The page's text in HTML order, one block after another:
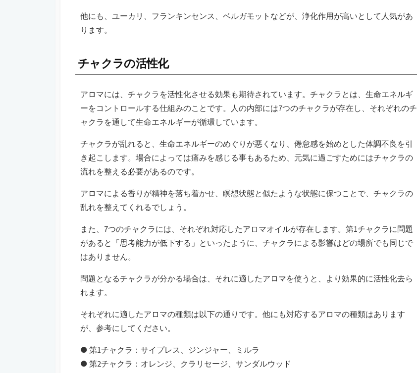
他にも、ユーカリ、フランキンセンス、ベルガモットなどが、浄化作用が高いとして人気があ
ります。
チャクラの活性化
アロマには、チャクラを活性化させる効果も期待されています。チャクラとは、生命エネルギ
ーをコントロールする仕組みのことです。人の内部には7つのチャクラが存在し、それぞれのチ
ャクラを通して生命エネルギーが循環しています。
チャクラが乱れると、生命エネルギーのめぐりが悪くなり、倦怠感を始めとした体調不良を引
き起こします。場合によっては痛みを感じる事もあるため、元気に過ごすためにはチャクラの
流れを整える必要があるのです。
アロマによる香りが精神を落ち着かせ、瞑想状態と似たような状態に保つことで、チャクラの
乱れを整えてくれるでしょう。
また、7つのチャクラには、それぞれ対応したアロマオイルが存在します。第1チャクラに問題
があると「思考能力が低下する」といったように、チャクラによる影響はどの場所でも同じで
はありません。
問題となるチャクラが分かる場合は、それに適したアロマを使うと、より効果的に活性化去ら
れます。
それぞれに適したアロマの種類は以下の通りです。他にも対応するアロマの種類はあります
が、参考にしてください。
● 第1チャクラ：サイプレス、ジンジャー、ミルラ
● 第2チャクラ：オレンジ、クラリセージ、サンダルウッド